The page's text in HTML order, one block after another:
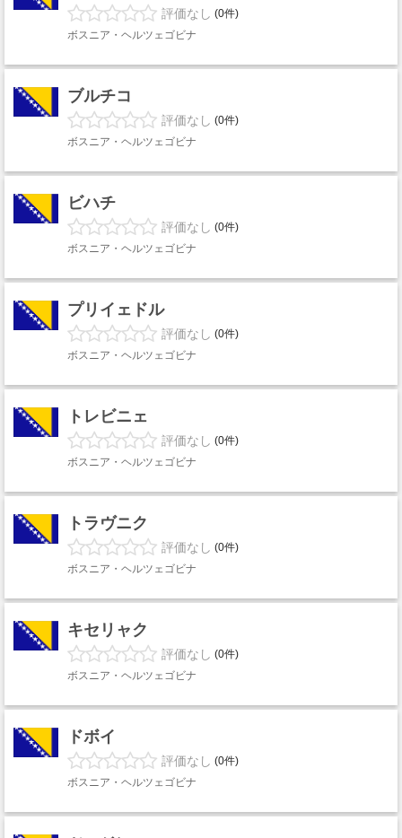
評価なし (0件)
ボスニア・ヘルツェゴビナ
ブルチコ
評価なし (0件)
ボスニア・ヘルツェゴビナ
ビハチ
評価なし (0件)
ボスニア・ヘルツェゴビナ
プリイェドル
評価なし (0件)
ボスニア・ヘルツェゴビナ
トレビニェ
評価なし (0件)
ボスニア・ヘルツェゴビナ
トラヴニク
評価なし (0件)
ボスニア・ヘルツェゴビナ
キセリャク
評価なし (0件)
ボスニア・ヘルツェゴビナ
ドボイ
評価なし (0件)
ボスニア・ヘルツェゴビナ